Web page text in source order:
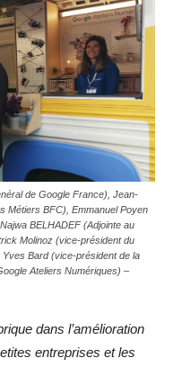
de Google France), Jean-
Métiers BFC), Emmanuel Poyen
BELHADEF (Adjointe au
Molinoz (vice-président du
Bard (vice-président de la
Ateliers Numériques) –
dans l’amélioration
entreprises et les